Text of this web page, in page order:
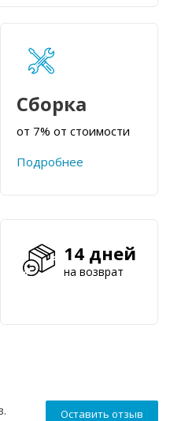
Сборка
от 7% от стоимости
Подробнее
14 дней
на возврат
Оставить отзыв